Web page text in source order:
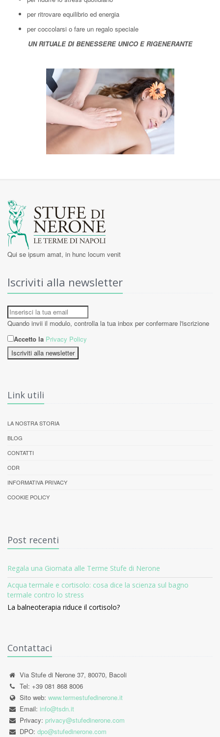
per ritrovare equilibrio ed energia
per coccolarsi o fare un regalo speciale
UN RITUALE DI BENESSERE UNICO E RIGENERANTE
Qui se ipsum amat, in hunc locum venit
Iscriviti alla newsletter
Quando invii il modulo, controlla la tua inbox per confermare l'iscrizione
Accetto la Privacy Policy
Iscriviti alla newsletter
Link utili
LA NOSTRA STORIA
BLOG
CONTATTI
ODR
INFORMATIVA PRIVACY
COOKIE POLICY
Post recenti
Regala una Giornata alle Terme Stufe di Nerone
Acqua termale e cortisolo: cosa dice la scienza sul bagno
termale contro lo stress
La balneoterapia riduce il cortisolo?
Contattaci
Via Stufe di Nerone 37, 80070, Bacoli
Tel: +39 081 868 8006
Sito web: www.termestufedinerone.it
Email: info@tsdn.it
Privacy: privacy@stufedinerone.com
DPO: dpo@stufedinerone.com